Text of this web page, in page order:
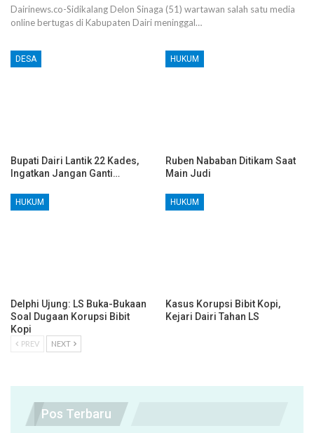
Dairinews.co-Sidikalang Delon Sinaga (51) wartawan salah satu media
online bertugas di Kabupaten Dairi meninggal…
DESA
Bupati Dairi Lantik 22 Kades,
Ingatkan Jangan Ganti…
HUKUM
Ruben Nababan Ditikam Saat
Main Judi
HUKUM
Delphi Ujung: LS Buka-Bukaan
Soal Dugaan Korupsi Bibit
Kopi
HUKUM
Kasus Korupsi Bibit Kopi,
Kejari Dairi Tahan LS
PREV NEXT
Pos Terbaru